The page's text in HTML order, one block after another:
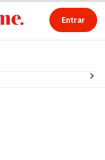
Entrar